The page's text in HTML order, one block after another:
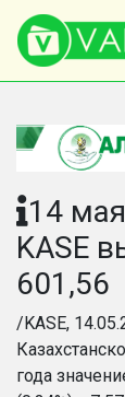
14
KASE
601,56
/KASE,
года